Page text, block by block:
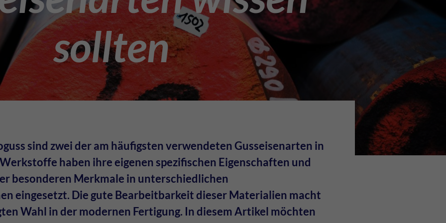
sollten
sind zwei der am häufigsten verwendeten Gusseisenarten in
haben ihre eigenen spezifischen Eigenschaften und
besonderen Merkmale in unterschiedlichen
eingesetzt. Die gute Bearbeitbarkeit dieser Materialien macht
Wahl in der modernen Fertigung. In diesem Artikel möchten